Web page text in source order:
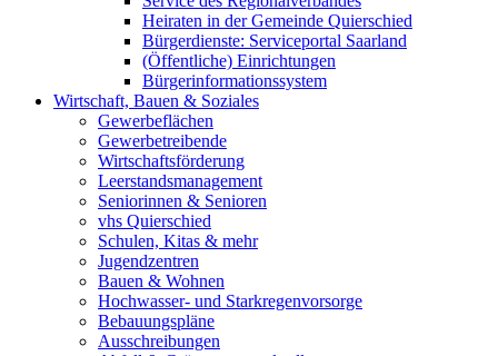
Heiraten in der Gemeinde Quierschied
Bürgerdienste: Serviceportal Saarland
(Öffentliche) Einrichtungen
Bürgerinformationssystem
Wirtschaft, Bauen & Soziales
Gewerbeflächen
Gewerbetreibende
Wirtschaftsförderung
Leerstandsmanagement
Seniorinnen & Senioren
vhs Quierschied
Schulen, Kitas & mehr
Jugendzentren
Bauen & Wohnen
Hochwasser- und Starkregenvorsorge
Bebauungspläne
Ausschreibungen